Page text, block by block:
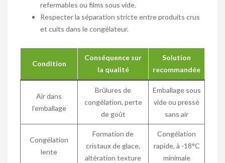
refermables ou films sous vide.
Respecter la séparation stricte entre produits crus
et cuits dans le congélateur.
Condition
Conséquence sur
la qualité
Solution
recommandée
Air dans
l’emballage
Brûlures de
congélation, perte
de goût
Emballage sous
vide ou pressé
sans air
Congélation
lente
Formation de
cristaux de glace,
altération texture
Congélation
rapide, à -18°C
minimale